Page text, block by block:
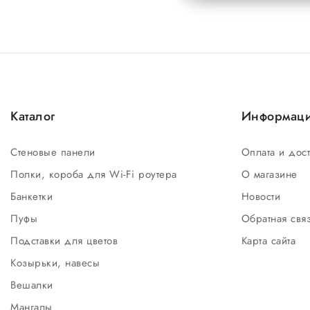
Каталог
Стеновые панели
Полки, короба для Wi-Fi роутера
Банкетки
Пуфы
Подставки для цветов
Козырьки, навесы
Вешалки
Мангалы
Оплата и
О магазине
Новости
Обратная
Карта сайта